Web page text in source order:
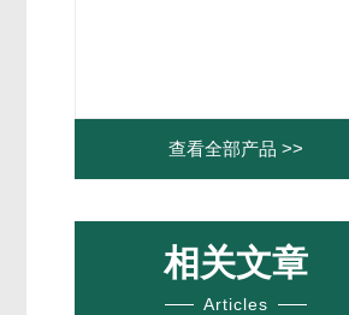
查看全部产品 >>
相关文章
Articles